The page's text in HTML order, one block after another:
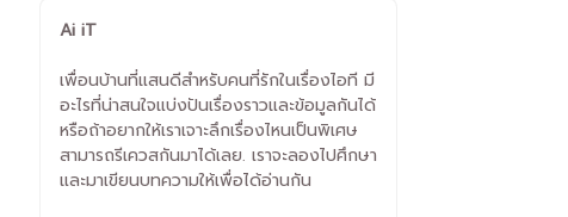
Ai iT
เพื่อนบ้านที่แสนดีสำหรับคนที่รักในเรื่องไอที มี
อะไรที่น่าสนใจแบ่งปันเรื่องราวและข้อมูลกันได้
หรือถ้าอยากให้เราเจาะลึกเรื่องไหนเป็นพิเศษ
สามารถรีเควสกันมาได้เลย. เราจะลองไปศึกษา
และมาเขียนบทความให้เพื่อได้อ่านกัน